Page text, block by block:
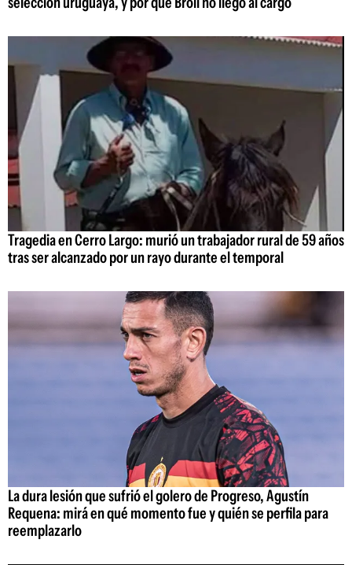
Tragedia en Cerro Largo: murió un trabajador rural de 59 años
tras ser alcanzado por un rayo durante el temporal
La dura lesión que sufrió el golero de Progreso, Agustín
Requena: mirá en qué momento fue y quién se perfila para
reemplazarlo